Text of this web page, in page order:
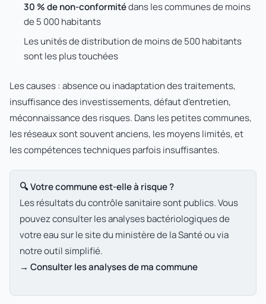
30 % de non-conformitédans les communes de moins
de 5 000 habitants
Les unités de distribution de moins de 500 habitants
sont les plus touchées
Les causes : absence ou inadaptation des traitements,
insuffisance des investissements, défaut d'entretien,
méconnaissance des risques. Dans les petites communes,
les réseaux sont souvent anciens, les moyens limités, et
les compétences techniques parfois insuffisantes.
🔍 Votre commune est-elle à risque ?
Les résultats du contrôle sanitaire sont publics. Vous
pouvez consulter les analyses bactériologiques de
votre eau sur le site du ministère de la Santé ou via
notre outil simplifié.
→ Consulter les analyses de ma commune